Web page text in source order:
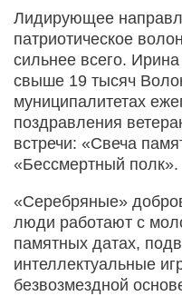
Лидирующее
патриотическое
сильнее всего.
свыше 19 тысяч
муниципалитетах
поздравления
встречи: «Свеча
«Бессмертный полк».
«Серебряные»
люди работают с
памятных датах,
интеллектуальные
безвозмездной